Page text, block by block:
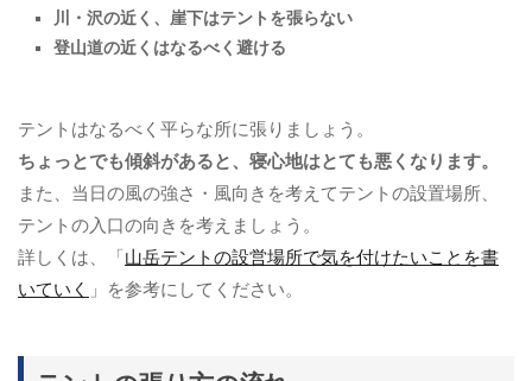
川・沢の近く、崖下はテントを張らない
登山道の近くはなるべく避ける
テントはなるべく平らな所に張りましょう。
ちょっとでも傾斜があると、寝心地はとても悪くなります。
また、当日の風の強さ・風向きを考えてテントの設置場所、
テントの入口の向きを考えましょう。
詳しくは、「 山岳テントの設営場所で気を付けたいことを書
いていく 」を参考にしてください。